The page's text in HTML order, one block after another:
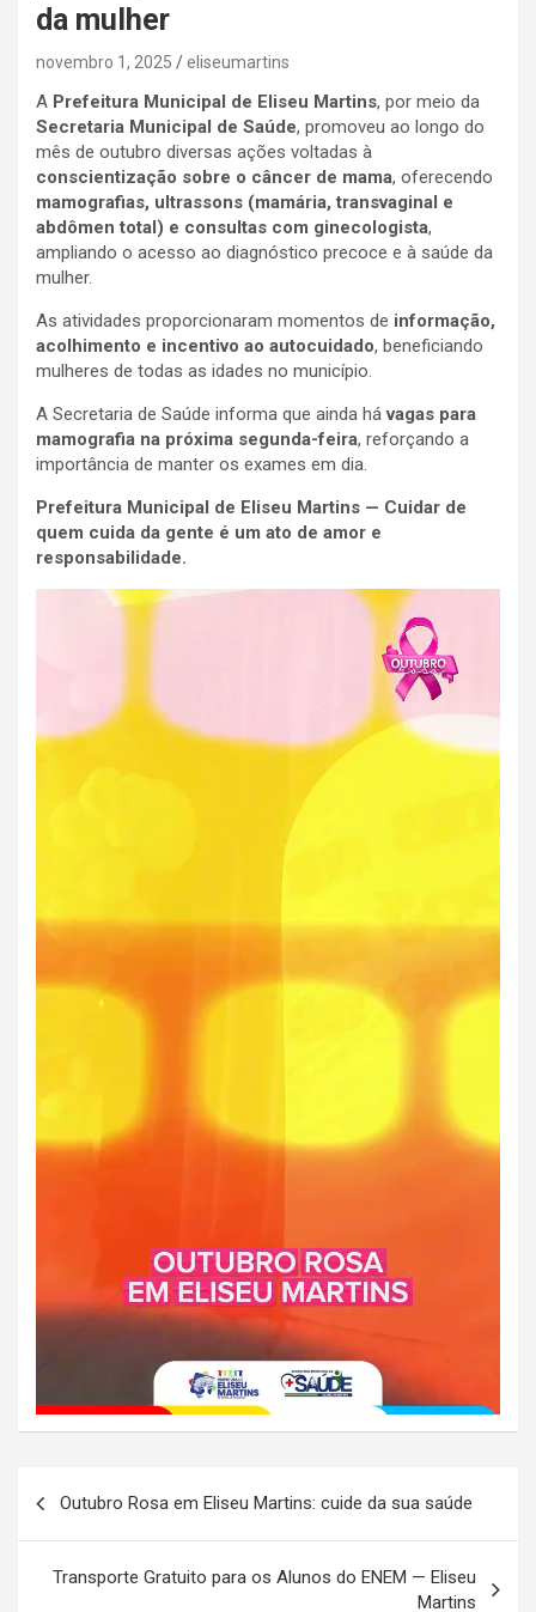
da mulher
novembro 1, 2025 eliseumartins
A Prefeitura Municipal de Eliseu Martins, por meio da
Secretaria Municipal de Saúde, promoveu ao longo do
mês de outubro diversas ações voltadas à
conscientização sobre o câncer de mama, oferecendo
mamografias, ultrassons (mamária, transvaginal e
abdômen total) e consultas com ginecologista,
ampliando o acesso ao diagnóstico precoce e à saúde da
mulher.
As atividades proporcionaram momentos de informação,
acolhimento e incentivo ao autocuidado, beneficiando
mulheres de todas as idades no município.
A Secretaria de Saúde informa que ainda hávagas para
mamografia na próxima segunda-feira, reforçando a
importância de manter os exames em dia.
Prefeitura Municipal de Eliseu Martins — Cuidar de
quem cuida da gente é um ato de amor e
responsabilidade.
Post
Outubro Rosa em Eliseu Martins: cuide da sua saúde
Transporte Gratuito para os Alunos do ENEM — Eliseu
Martins